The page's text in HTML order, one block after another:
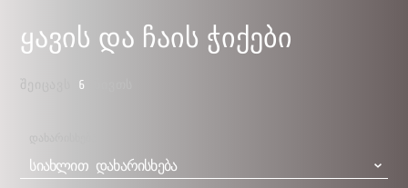
ყავის და ჩაის ჭიქები
ᲨᲔᲘᲪᲐᲕᲡ 6
ᲡᲘᲐᲮᲚᲘᲗ ᲓᲐᲮᲐᲠᲘᲡᲮᲔᲑᲐ